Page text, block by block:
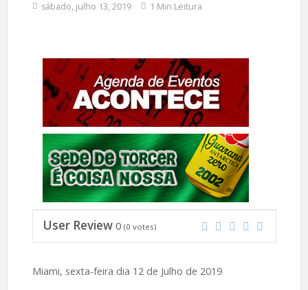
sábado, julho 13, 2019 1 Min Leitura
User Review 0 (0 votes)
Miami, sexta-feira dia 12 de Julho de 2019